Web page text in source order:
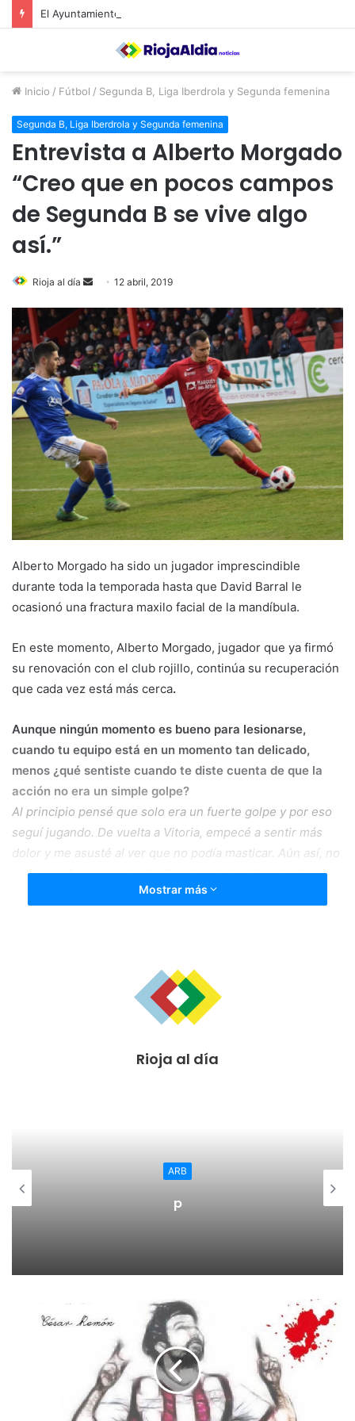
Inicio / Fútbol / Segunda B, Liga Iberdrola y Segunda femenina
Segunda B, Liga Iberdrola y Segunda femenina
Entrevista a Alberto Morgado
“Creo que en pocos campos
de Segunda B se vive algo
así.”
Rioja al día
n
d
a
n
e
m
a
i
l
12 abril, 2019
Alberto Morgado ha sido un jugador imprescindible
durante toda la temporada hasta que David Barral le
ocasionó una fractura maxilo facial de la mandíbula.
En este momento, Alberto Morgado, jugador que ya firmó
su renovación con el club rojillo, continúa su recuperación
que cada vez está más cerca.
Aunque ningún momento es bueno para lesionarse,
cuando tu equipo está en un momento tan delicado,
menos ¿qué sentiste cuando te diste cuenta de que la
acción no era un simple golpe?
Al principio pensé que solo era un fuerte golpe y por eso
seguí jugando. De vuelta a Vitoria, empecé a sentir más
dolor y me asusté al ver que no podía masticar. Aún así, no
creía que fuera para tanto. Gracias a la insistencia de mis
padres fui a urgencias, menos mal! Jeje. Al saber que la
¿Hablaste con Barral después?, ¿Te ha dado alguna
explicación sobre la acción?, ¿Se ha disculpado?
Sí, se puso en contacto conmigo a los dos días y se
Mostrar más
Rioja al día
ARB
p